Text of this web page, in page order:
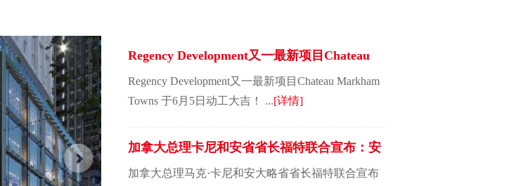
Regency Development又一最新项目Chateau
Markham Tow
Regency Development又一最新项目Chateau Markham
Towns 于6月5日动工大吉！ ...[详情]
加拿大总理卡尼和安省省长福特联合宣布：安
省新房开发
加拿大总理马克·卡尼和安大略省省长福特联合宣布